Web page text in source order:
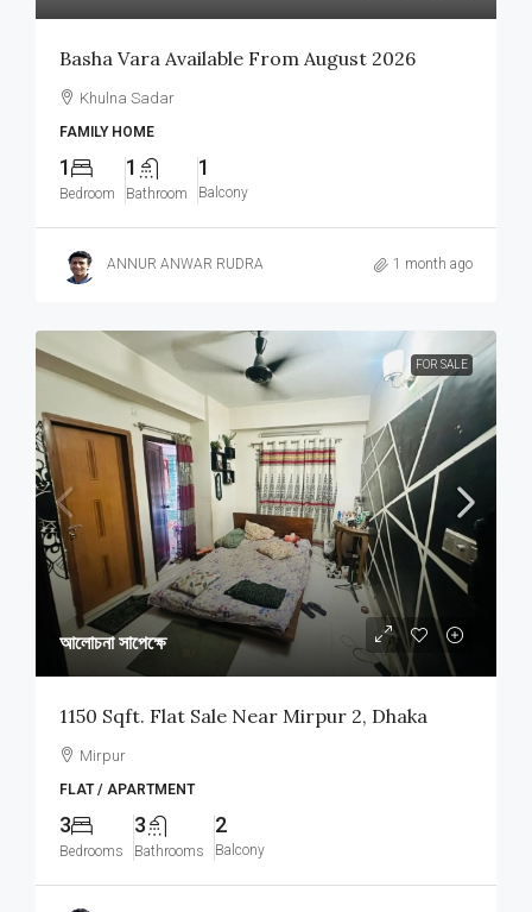
Basha Vara Available From August 2026
Khulna Sadar
FAMILY HOME
1
Bedroom
1
Bathroom
1
Balcony
ANNUR ANWAR RUDRA 1 month ago
FOR SALE
আলোচনা সাপেক্ষে
1150 Sqft. Flat Sale Near Mirpur 2, Dhaka
Mirpur
FLAT / APARTMENT
3
Bedrooms
3
Bathrooms
2
Balcony